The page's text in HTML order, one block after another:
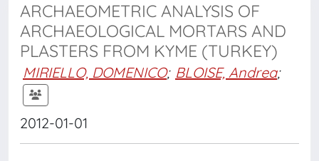
ARCHAEOMETRIC ANALYSIS OF
ARCHAEOLOGICAL MORTARS AND
PLASTERS FROM KYME (TURKEY)
MIRIELLO, DOMENICO; BLOISE, Andrea;
2012-01-01